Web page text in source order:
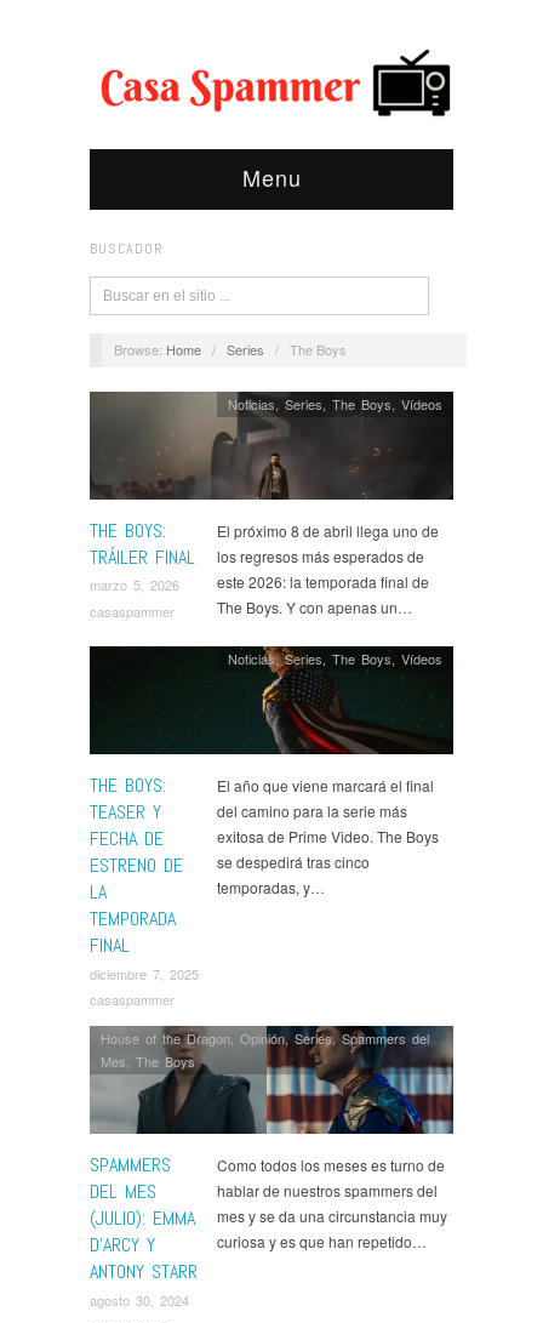
Menu
BUSCADOR
Browse: Home / Series / The Boys
THE BOYS:
TRÁILER FINAL
marzo 5, 2026
casaspammer
Noticias ,Series,The Boys ,Ví­deos
El próximo 8 de abril llega uno de
los regresos más esperados de
este 2026: la temporada final de
The Boys. Y con apenas un…
THE BOYS:
TEASER Y
FECHA DE
ESTRENO DE
LA
TEMPORADA
FINAL
diciembre 7, 2025
casaspammer
Noticias,Series,The Boys,Ví­deos
El año que viene marcará el final
del camino para la serie más
exitosa de Prime Video. The Boys
se despedirá tras cinco
temporadas, y…
SPAMMERS
DEL MES
(JULIO): EMMA
D’ARCY Y
ANTONY STARR
agosto 30, 2024
House of the Dragon Opinión, Series,Spammers del
Mes The Boys
Como todos los meses es turno de
hablar de nuestros spammers del
mes y se da una circunstancia muy
curiosa y es que han repetido…